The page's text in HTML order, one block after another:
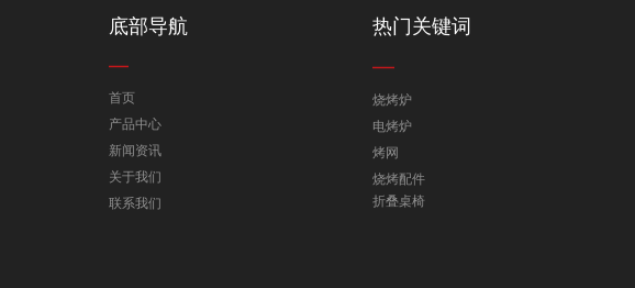
新闻资讯
关于我们
联系我们
烤网
烧烤配件
折叠桌椅